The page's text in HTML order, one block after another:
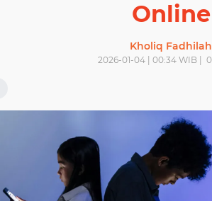
Online
Kholiq Fadhilah
2026-01-04 | 00:34 WIB | 0